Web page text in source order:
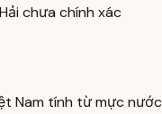
chưa chính xác
Nam tính từ mực nước